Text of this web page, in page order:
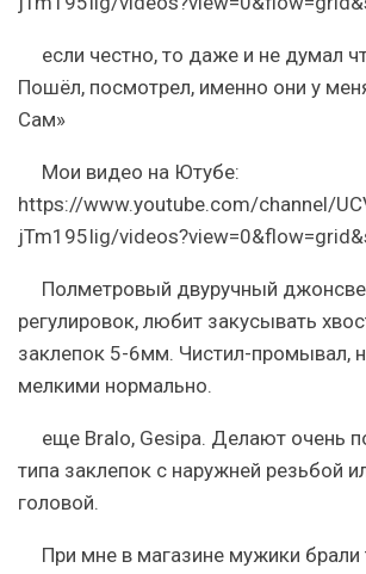
если честно, то даже и не думал
Пошёл, посмотрел, именно они у
Сам»
Мои видео на Ютубе:
https://www.youtube.com/channel/
jTm195Iig/
Полметровый двуручный
регулировок, любит закусывать
заклепок 5-6мм. Чистил-промывал,
мелкими нормально.
еще Bralo, Gesipa. Делают очень
типа заклепок с наружней резьбой
головой.
При мне в магазине мужики брали